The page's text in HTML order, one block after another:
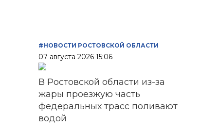
#НОВОСТИ РОСТОВСКОЙ ОБЛАСТИ
07 августа 2026 15:06
В Ростовской области из-за
жары проезжую часть
федеральных трасс поливают
водой